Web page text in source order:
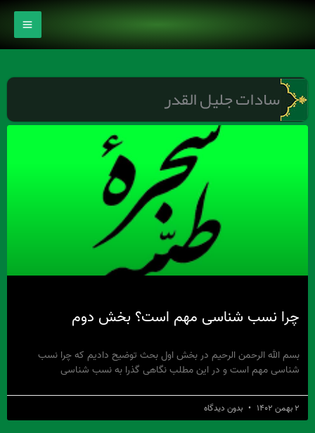
محتوا
سادات جلیل القدر
چرا نسب شناسی مهم است؟ بخش دوم
بسم الله الرحمن الرحیم در بخش اول بحث توضیح دادیم که چرا نسب
شناسی مهم است و در این مطلب نگاهی گذرا به نسب شناسی
۲ بهمن ۱۴۰۲ بدون دیدگاه